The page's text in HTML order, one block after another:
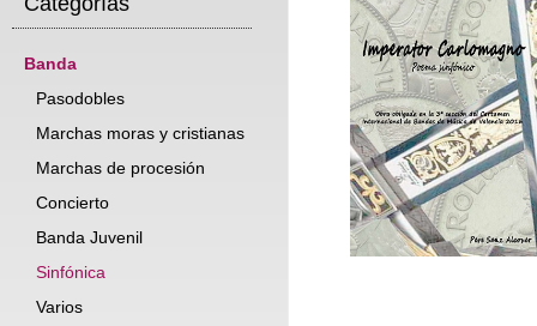
Banda
Pasodobles
Marchas moras y cristianas
Marchas de procesión
Concierto
Banda Juvenil
Sinfónica
Varios